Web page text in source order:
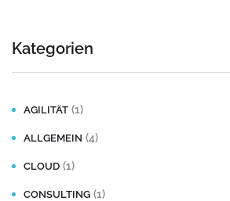
Kategorien
AGILITÄT (1)
ALLGEMEIN (4)
CLOUD (1)
CONSULTING (1)